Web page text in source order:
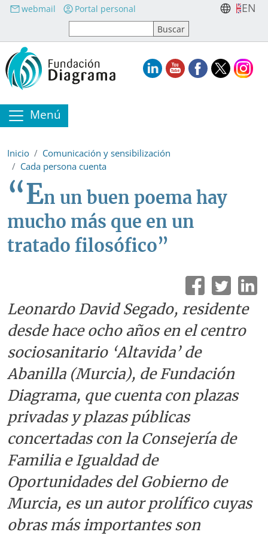
Pasar al contenido principal
webmail Portal personal EN
Menú
Inicio
Comunicación y sensibilización
Cada persona cuenta
“En un buen poema hay
mucho más que en un
tratado filosófico”
Leonardo David Segado, residente
desde hace ocho años en el centro
sociosanitario ‘Altavida’ de
Abanilla (Murcia), de Fundación
Diagrama, que cuenta con plazas
privadas y plazas públicas
concertadas con la Consejería de
Familia e Igualdad de
Oportunidades del Gobierno de
Murcia, es un autor prolífico cuyas
obras más importantes son